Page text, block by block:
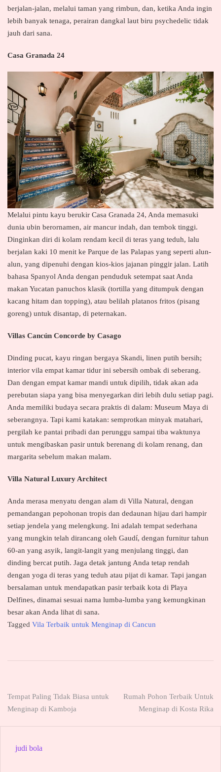
berjalan-jalan, melalui taman yang rimbun, dan, ketika Anda ingin
lebih banyak tenaga, perairan dangkal laut biru psychedelic tidak
jauh dari sana.
Casa Granada 24
Melalui pintu kayu berukir Casa Granada 24, Anda memasuki
dunia ubin berornamen, air mancur indah, dan tembok tinggi.
Dinginkan diri di kolam rendam kecil di teras yang teduh, lalu
berjalan kaki 10 menit ke Parque de las Palapas yang seperti alun-
alun, yang dipenuhi dengan kios-kios jajanan pinggir jalan. Latih
bahasa Spanyol Anda dengan penduduk setempat saat Anda
makan Yucatan panuchos klasik (tortilla yang ditumpuk dengan
kacang hitam dan topping), atau belilah platanos fritos (pisang
goreng) untuk disantap, di peternakan.
Villas Cancún Concorde by Casago
Dinding pucat, kayu ringan bergaya Skandi, linen putih bersih;
interior vila empat kamar tidur ini sebersih ombak di seberang.
Dan dengan empat kamar mandi untuk dipilih, tidak akan ada
perebutan siapa yang bisa menyegarkan diri lebih dulu setiap pagi.
Anda memiliki budaya secara praktis di dalam: Museum Maya di
seberangnya. Tapi kami katakan: semprotkan minyak matahari,
pergilah ke pantai pribadi dan perunggu sampai tiba waktunya
untuk mengibaskan pasir untuk berenang di kolam renang, dan
margarita sebelum makan malam.
Villa Natural Luxury Architect
Anda merasa menyatu dengan alam di Villa Natural, dengan
pemandangan pepohonan tropis dan dedaunan hijau dari hampir
setiap jendela yang melengkung. Ini adalah tempat sederhana
yang mungkin telah dirancang oleh Gaudí, dengan furnitur tahun
60-an yang asyik, langit-langit yang menjulang tinggi, dan
dinding bercat putih. Jaga detak jantung Anda tetap rendah
dengan yoga di teras yang teduh atau pijat di kamar. Tapi jangan
bersalaman untuk mendapatkan pasir terbaik kota di Playa
Delfines, dinamai sesuai nama lumba-lumba yang kemungkinan
besar akan Anda lihat di sana.
Tagged Vila Terbaik untuk Menginap di Cancun
Post
navigation
Tempat Paling Tidak Biasa untuk
Menginap di Kamboja
Rumah Pohon Terbaik Untuk
Menginap di Kosta Rika
judi bola